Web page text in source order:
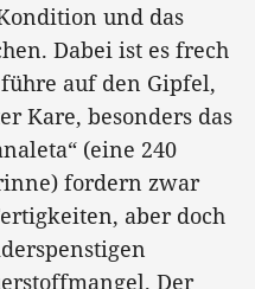
und das
Dabei ist es frech
auf den Gipfel,
Kare, besonders das
(eine 240
fordern zwar
aber doch
Der